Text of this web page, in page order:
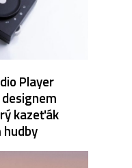
Player
kazeťák